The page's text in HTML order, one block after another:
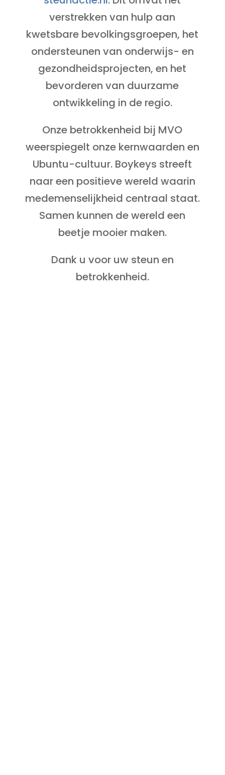
verstrekken van hulp aan
kwetsbare bevolkingsgroepen, het
ondersteunen van onderwijs- en
gezondheidsprojecten, en het
bevorderen van duurzame
ontwikkeling in de regio.
Onze betrokkenheid bij MVO
weerspiegelt onze kernwaarden en
Ubuntu-cultuur. Boykeys streeft
naar een positieve wereld waarin
medemenselijkheid centraal staat.
Samen kunnen de wereld een
beetje mooier maken.
Dank u voor uw steun en
betrokkenheid.